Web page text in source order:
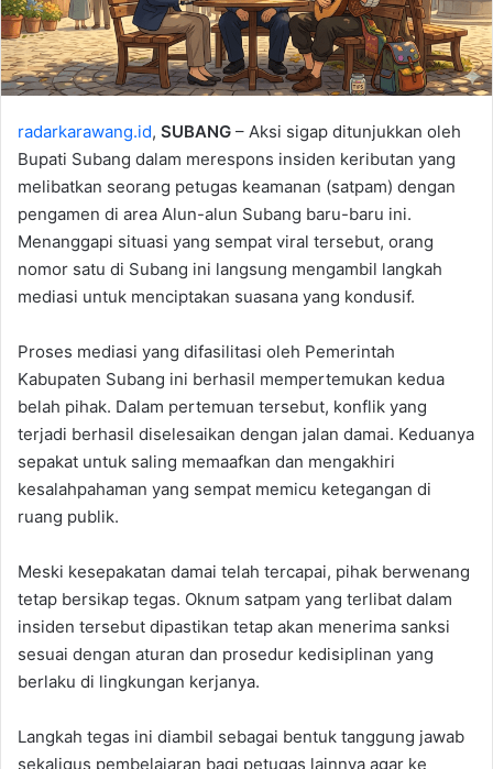
radarkarawang.id, SUBANG – Aksi sigap ditunjukkan oleh
Bupati Subang dalam merespons insiden keributan yang
melibatkan seorang petugas keamanan (satpam) dengan
pengamen di area Alun-alun Subang baru-baru ini.
Menanggapi situasi yang sempat viral tersebut, orang
nomor satu di Subang ini langsung mengambil langkah
mediasi untuk menciptakan suasana yang kondusif.
Proses mediasi yang difasilitasi oleh Pemerintah
Kabupaten Subang ini berhasil mempertemukan kedua
belah pihak. Dalam pertemuan tersebut, konflik yang
terjadi berhasil diselesaikan dengan jalan damai. Keduanya
sepakat untuk saling memaafkan dan mengakhiri
kesalahpahaman yang sempat memicu ketegangan di
ruang publik.
Meski kesepakatan damai telah tercapai, pihak berwenang
tetap bersikap tegas. Oknum satpam yang terlibat dalam
insiden tersebut dipastikan tetap akan menerima sanksi
sesuai dengan aturan dan prosedur kedisiplinan yang
berlaku di lingkungan kerjanya.
Langkah tegas ini diambil sebagai bentuk tanggung jawab
sekaligus pembelajaran bagi petugas lainnya agar ke